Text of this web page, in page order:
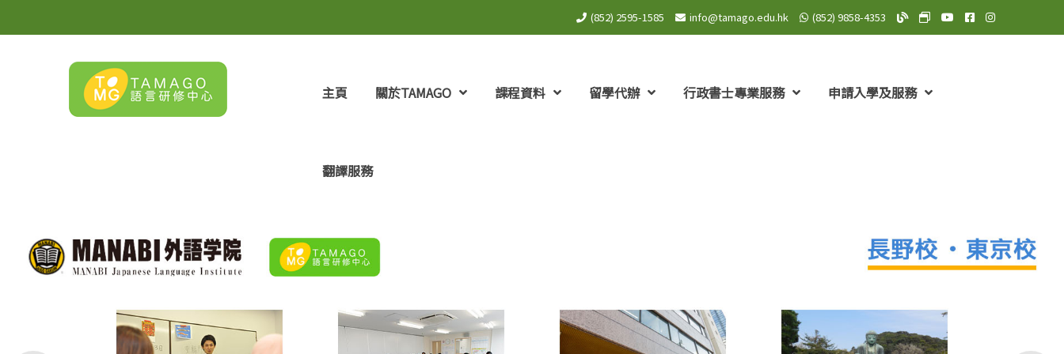
(852) 2595-1585 info@tamago.edu.hk (852) 9858-4353 TAMAGO Blog
TAMAGO MeWe 專頁:
TAMAGO YouTube 頻道
TAMAGOTAMAGO
主頁 關於TAMAGO 課程資料 留學代辦 行政書士專業服務 申請入學及服務
翻譯服務